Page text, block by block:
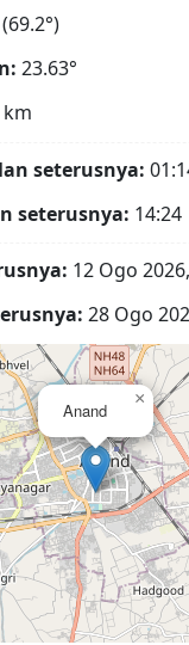
23.63°
km
seterusnya:
seterusnya: 14:24
12 Ogo
28 Ogo
Anand
×